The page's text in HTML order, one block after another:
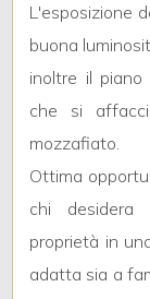
L'esposizione
buona
inoltre il
che si
mozzafiato.
Ottima
chi desidera
proprietà in
adatta sia a
Camere
minime
Qualsiasi